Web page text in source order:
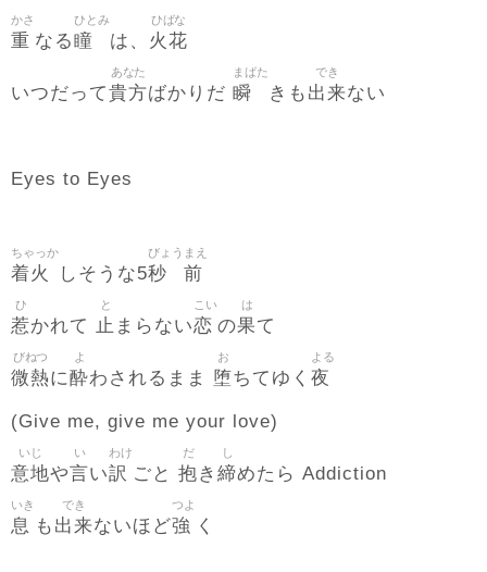
重
かさ
なる瞳
ひとみ
は、 火花
ひばな
いつだって貴方
あなた
ばかりだ 瞬
まばた
きも 出来
でき
ない
Eyes to Eyes
着火
ちゃっか
しそうな5秒
びょう
前
まえ
惹
ひ
かれて 止
と
まらない恋
こい
の果
は
て
微熱
びねつ
に酔
よ
わされるまま 堕
お
ちてゆく 夜
よる
(Give me, give me your love)
意地
いじ
や言
い
い訳
わけ
ごと 抱
だ
き 締
し
めたら Addiction
息
いき
も 出来
でき
ないほど強
つよ
く